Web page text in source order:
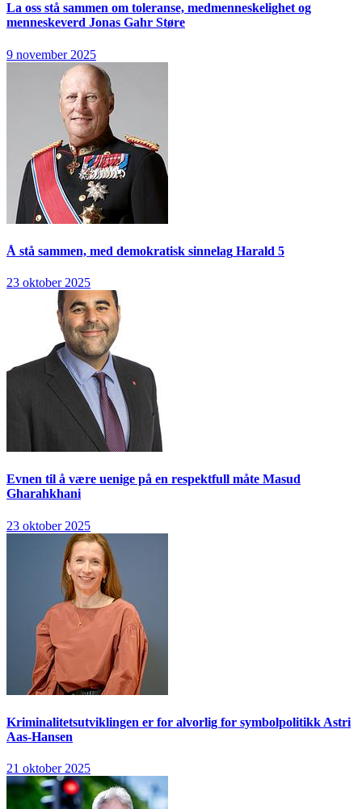
La oss stå sammen om toleranse, medmenneskelighet og
menneskeverd Jonas Gahr Støre
9 november 2025
Å stå sammen, med demokratisk sinnelag Harald 5
23 oktober 2025
Evnen til å være uenige på en respektfull måte Masud
Gharahkhani
23 oktober 2025
Kriminalitetsutviklingen er for alvorlig for symbolpolitikk Astri
Aas-Hansen
21 oktober 2025